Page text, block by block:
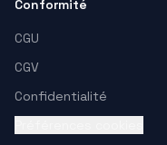
Conformité
CGU
CGV
Confidentialité